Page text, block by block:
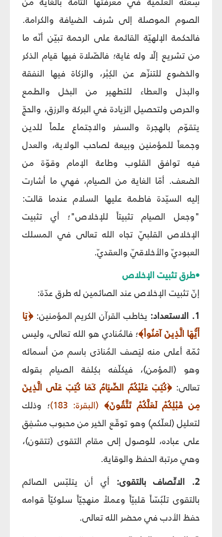
الصوم الموصلة إلى شرف الضيافة والكرامة.
فالحكمة الإلهيّة القائمة على الرحمة تبيّن أنّه ما
من تشريع إلّا وله غاية؛ فالصّلاة فيها قيام الذكر
والخضوع للتنزّه عن الكِبْر، والزكاة فيها النفقة
والبذل والعطاء للتطهير من البخل والطمع
والحرص ولتحصيل الزيادة في البركة والرزق، والحجّ
يتقوّم بالهجرة والسفر والاجتماع علَماً للدين
وجمعاً للمؤمنين وبيعة لصاحب الولاية، والعدل
فيه توافق القلوب وطاعة الإمام وقوّة من
الضعف. أمّا الغاية من الصيام، فهي ما أشارت
إليه السيّدة فاطمة عليها السلام عندما قالت:
"وجعل الصيام تثبيتاً للإخلاص"؛ أي تثبيت
الإخلاص القلبيّ تجاه الله تعالى في المسلك
العبوديّ والأخلاقيّ والعقديّ.
•طرق تثبيت الإخلاص
إنّ تثبيت الإخلاص عند الصائمين له طرق عدّة:
1. الاستعداد:
يخاطب القرآن الكريم المؤمنين:﴿يَا
أَيُّهَا الَّذِينَ آمَنُواْ﴾؛ فالمُنادي هو الله تعالى، وليس
ثمّة أعلى منه ليَصف المُنادَى باسم من أسمائه
وهو (المؤمن)، فيكلّفه بكِلفة الصيام بقوله
تعالى:﴿كُتِبَ عَلَيْكُمُ الصِّيَامُ كَمَا كُتِبَ عَلَى الَّذِينَ
مِن قَبْلِكُمْ لَعَلَّكُمْ تَتَّقُونَ﴾ (البقرة: 183)
؛ وذلك
لتعليل (لعلّكم) وهو توقّع الخير من محبوب مشفِق
على عباده، للوصول إلى مقام التقوى (تتقون)،
وهي مرتبة الحفظ والوقاية.
2. الاتّصاف بالتقوى:
أي أن يتلبّس الصائم
بالتقوى تلَبُسّاً قلبيّاً وعملاً منهجيّاً سلوكيّاً قوامه
حفظ الأدب في محضر الله تعالى.